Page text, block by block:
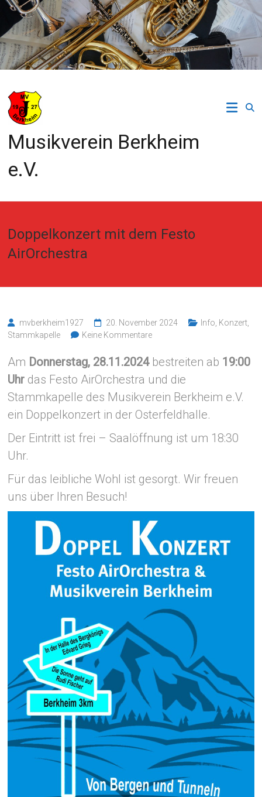
Zum
Inhalt
springen
Musikverein Berkheim
e.V.
Doppelkonzert mit dem Festo
AirOrchestra
mvberkheim1927 20. November 2024 Info, Konzert,
Stammkapelle
Keine Kommentare
Am Donnerstag, 28.11.2024bestreiten ab 19:00
Uhr das Festo AirOrchestra und die
Stammkapelle des Musikverein Berkheim e.V.
ein Doppelkonzert in der Osterfeldhalle.
Der Eintritt ist frei – Saalöffnung ist um 18:30
Uhr.
Für das leibliche Wohl ist gesorgt. Wir freuen
uns über Ihren Besuch!